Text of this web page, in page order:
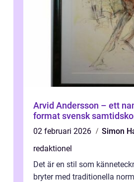
Arvid Andersson – ett
format svensk
02 februari 2026
Simon
redaktionel
Det är en stil som
bryter med traditionella